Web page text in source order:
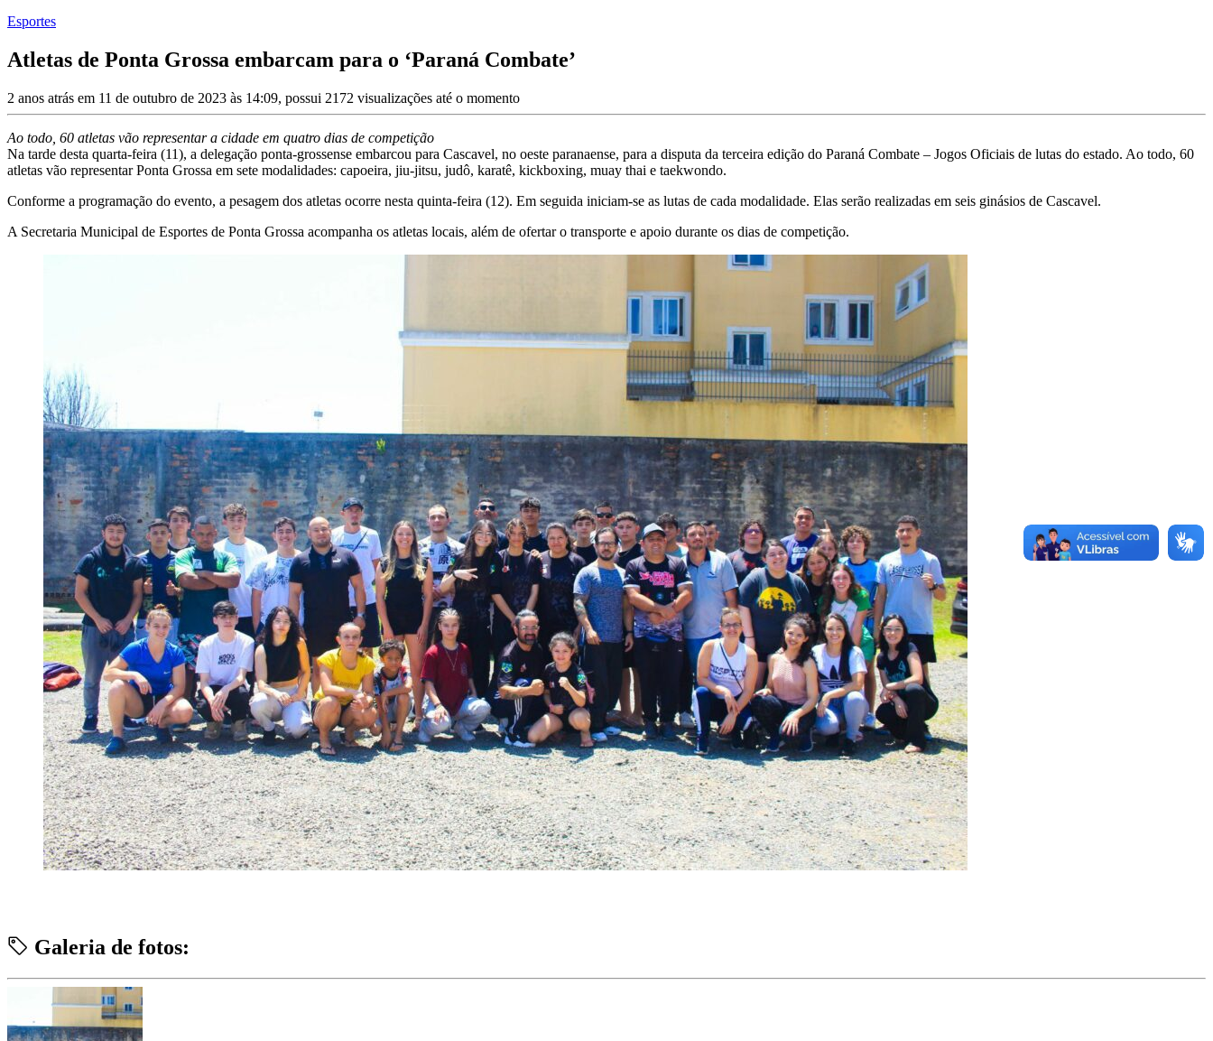
Esportes
Atletas de Ponta Grossa embarcam para o ‘Paraná Combate’
2 anos atrás em 11 de outubro de 2023 às 14:09, possui 2172 visualizações até o momento
Ao todo, 60 atletas vão representar a cidade em quatro dias de competição
Na tarde desta quarta-feira (11), a delegação ponta-grossense embarcou para Cascavel, no oeste paranaense, para a disputa da terceira edição do Paraná Combate – Jogos Oficiais de lutas do estado. Ao todo, 60
atletas vão representar Ponta Grossa em sete modalidades: capoeira, jiu-jitsu, judô, karatê, kickboxing, muay thai e taekwondo.
Conforme a programação do evento, a pesagem dos atletas ocorre nesta quinta-feira (12). Em seguida iniciam-se as lutas de cada modalidade. Elas serão realizadas em seis ginásios de Cascavel.
A Secretaria Municipal de Esportes de Ponta Grossa acompanha os atletas locais, além de ofertar o transporte e apoio durante os dias de competição.
Galeria de fotos: